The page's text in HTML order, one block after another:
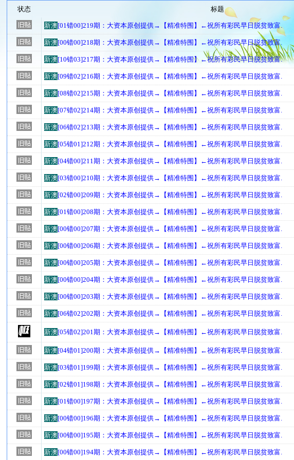
状态 标题
新澳[01错00]219期：大资本原创提供→【精准特围】←祝所有彩民早日脱贫致富.
新澳[00错00]218期：大资本原创提供→【精准特围】←祝所有彩民早日脱贫致富.
新澳[10错03]217期：大资本原创提供→【精准特围】←祝所有彩民早日脱贫致富.
新澳[09错02]216期：大资本原创提供→【精准特围】←祝所有彩民早日脱贫致富.
新澳[08错02]215期：大资本原创提供→【精准特围】←祝所有彩民早日脱贫致富.
新澳[07错02]214期：大资本原创提供→【精准特围】←祝所有彩民早日脱贫致富.
新澳[06错02]213期：大资本原创提供→【精准特围】←祝所有彩民早日脱贫致富.
新澳[05错01]212期：大资本原创提供→【精准特围】←祝所有彩民早日脱贫致富.
新澳[04错00]211期：大资本原创提供→【精准特围】←祝所有彩民早日脱贫致富.
新澳[03错00]210期：大资本原创提供→【精准特围】←祝所有彩民早日脱贫致富.
新澳[02错00]209期：大资本原创提供→【精准特围】←祝所有彩民早日脱贫致富.
新澳[01错00]208期：大资本原创提供→【精准特围】←祝所有彩民早日脱贫致富.
新澳[00错00]207期：大资本原创提供→【精准特围】←祝所有彩民早日脱贫致富.
新澳[00错00]206期：大资本原创提供→【精准特围】←祝所有彩民早日脱贫致富.
新澳[00错00]205期：大资本原创提供→【精准特围】←祝所有彩民早日脱贫致富.
新澳[00错00]204期：大资本原创提供→【精准特围】←祝所有彩民早日脱贫致富.
新澳[00错00]203期：大资本原创提供→【精准特围】←祝所有彩民早日脱贫致富.
新澳[06错02]202期：大资本原创提供→【精准特围】←祝所有彩民早日脱贫致富.
新澳[05错02]201期：大资本原创提供→【精准特围】←祝所有彩民早日脱贫致富.
新澳[04错01]200期：大资本原创提供→【精准特围】←祝所有彩民早日脱贫致富.
新澳[03错01]199期：大资本原创提供→【精准特围】←祝所有彩民早日脱贫致富.
新澳[02错01]198期：大资本原创提供→【精准特围】←祝所有彩民早日脱贫致富.
新澳[01错00]197期：大资本原创提供→【精准特围】←祝所有彩民早日脱贫致富.
新澳[00错00]196期：大资本原创提供→【精准特围】←祝所有彩民早日脱贫致富.
新澳[00错00]195期：大资本原创提供→【精准特围】←祝所有彩民早日脱贫致富.
新澳[00错00]194期：大资本原创提供→【精准特围】←祝所有彩民早日脱贫致富.